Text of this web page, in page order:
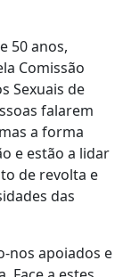
50 anos,
Comissão
Sexuais de
falarem
a forma
e estão a lidar
de revolta e
das
nos apoiados e